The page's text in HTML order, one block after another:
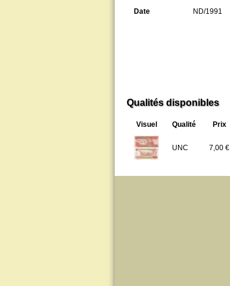
Date
ND/1991
Qualités disponibles
Visuel Qualité Prix
UNC 7,00 €